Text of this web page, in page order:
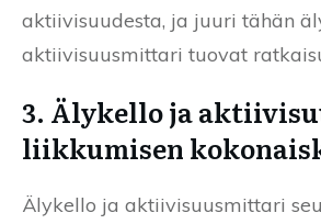
aktiivisuudesta, ja juuri tähän
aktiivisuusmittari tuovat
3. Älykello ja
liikkumisen
Älykello ja aktiivisuusmittari